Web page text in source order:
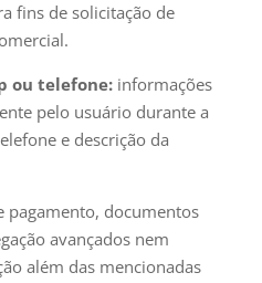
fins de solicitação de
ou telefone:informações
pelo usuário durante a
e descrição da
pagamento, documentos
avançados nem
além das mencionadas